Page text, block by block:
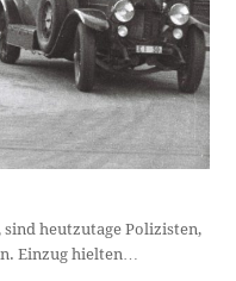
heutzutage Polizisten,
Einzug hielten…